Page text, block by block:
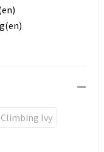
Climbing Ivy